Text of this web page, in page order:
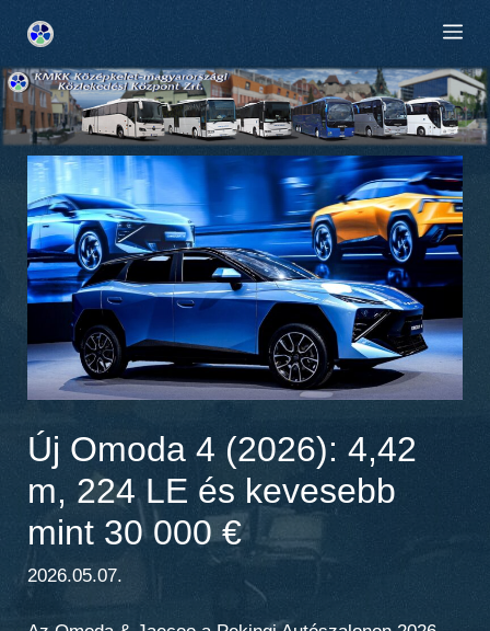
tartalomba
Új Omoda 4 (2026): 4,42
m, 224 LE és kevesebb
mint 30 000 €
2026.05.07.